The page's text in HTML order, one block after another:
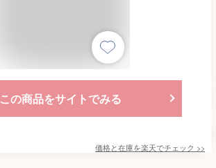
この商品をサイトでみる
価格と在庫を楽天でチェック >>